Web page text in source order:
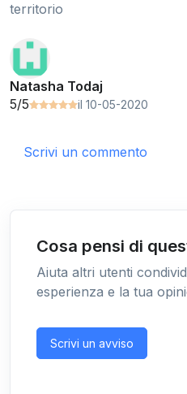
territorio
Natasha Todaj
5/5
il 10-05-2020
Scrivi un commento
Cosa pensi di
Aiuta altri utenti
esperienza e la tua
Scrivi un avviso